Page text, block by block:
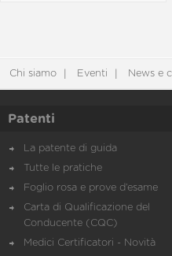
Chi siamo Eventi News e
Patenti
La patente di guida
Tutte le pratiche
Foglio rosa e prove d’esame
Carta di Qualificazione del
Conducente (CQC)
Medici Certificatori - Novità